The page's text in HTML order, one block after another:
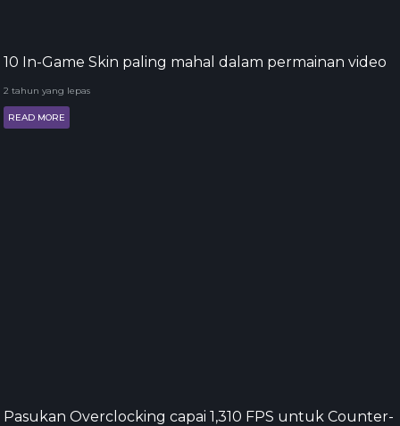
10 In-Game Skin paling mahal dalam permainan video
2 tahun yang lepas
READ MORE
Pasukan Overclocking capai 1,310 FPS untuk Counter-